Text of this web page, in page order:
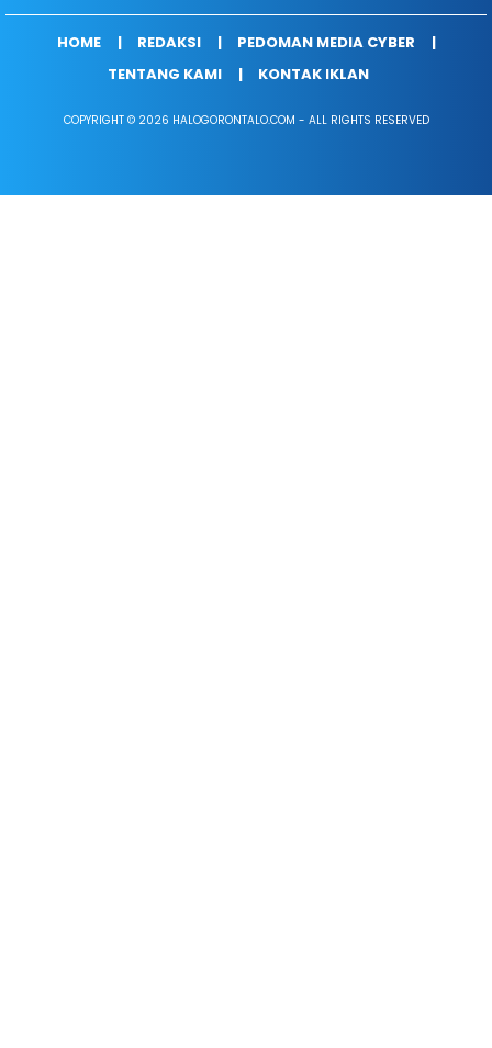
HOME REDAKSI
PEDOMAN MEDIA CYBER
TENTANG KAMI
KONTAK IKLAN
COPYRIGHT © 2026 HALOGORONTALO.COM - ALL RIGHTS RESERVED